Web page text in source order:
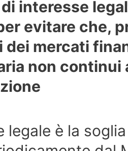
interesse
evitare che,
dei mercati
non continui
legale è la